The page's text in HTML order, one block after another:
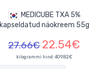
kapseldatud näokreem 55g
27.66€ 22.54€
kilogrammi hind: 409.82€